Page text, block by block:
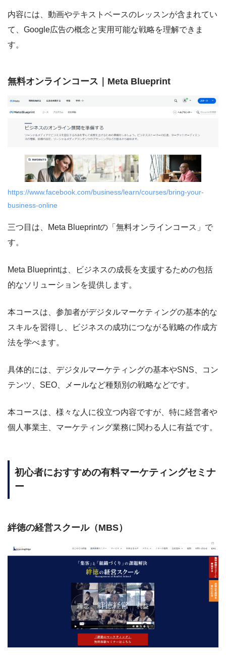
内容には、動画やテキストベースのレッスンが含まれてい
て、Google広告の概念と実用可能な戦略を理解できま
す。
無料オンラインコース｜Meta Blueprint
https://www.facebook.com/business/learn/courses/bring-your-
business-online
三つ目は、Meta Blueprintの「無料オンラインコース」で
す。
Meta Blueprintは、ビジネスの成長を支援するための包括
的なソリューションを提供します。
本コースは、参加者がデジタルマーケティングの基本的な
スキルを習得し、ビジネスの成功につながる戦略の作成方
法を学べます。
具体的には、デジタルマーケティングの基本やSNS、コン
テンツ、SEO、メールなど種類別の戦略などです。
本コースは、様々な人に役立つ内容ですが、特に経営者や
個人事業主、マーケティング業務に関わる人に有益です。
初心者におすすめの有料マーケティングセミナ
ー
絆徳の経営スクール（MBS）